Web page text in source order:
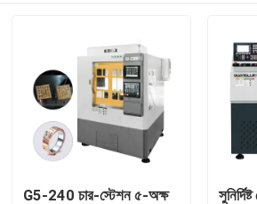
G5-240 চার-স্টেশন ৫-অক্ষ